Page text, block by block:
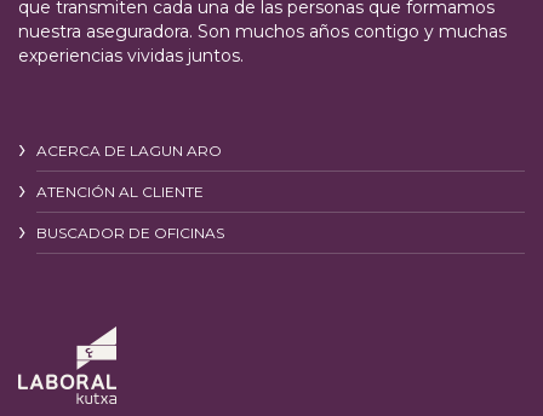
que transmiten cada una de las personas que formamos
nuestra aseguradora. Son muchos años contigo y muchas
experiencias vividas juntos.
ACERCA DE LAGUN ARO
ATENCIÓN AL CLIENTE
BUSCADOR DE OFICINAS